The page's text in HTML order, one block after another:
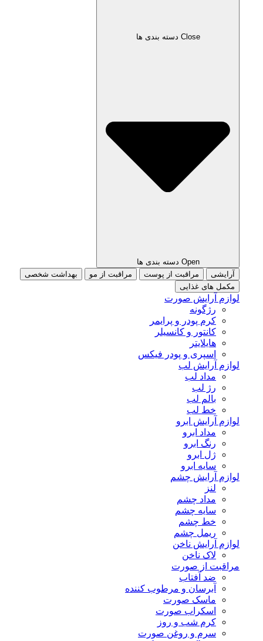
Close دسته بندی ها
Open دسته بندی ها
آرایشی
مراقبت از پوست مراقبت از مو
بهداشت شخصی
مکمل های غذایی
لوازم آرایش صورت
رژگونه
کرم پودر و پرایمر
کانتور و کانسیلر
هایلایتر
اسپری و پودر فیکس
لوازم آرایش لب
مداد لب
رژ لب
بالم لب
خط لب
لوازم آرایش ابرو
مداد ابرو
رنگ ابرو
ژل ابرو
سایه ابرو
لوازم آرایش چشم
لنز
مداد چشم
سایه چشم
خط چشم
ریمل چشم
لوازم آرایش ناخن
لاک ناخن
مراقبت از صورت
ضد آفتاب
آبرسان و مرطوب کننده
ماسک صورت
اسکراب صورت
کرم شب و روز
سرم و روغن صورت